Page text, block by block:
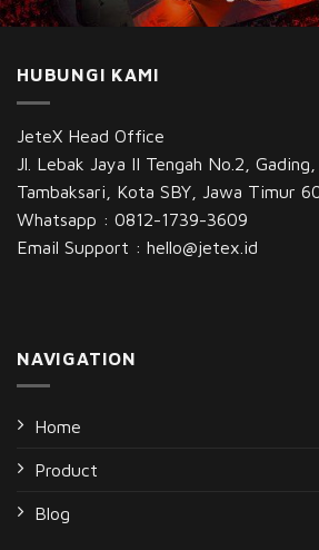
HUBUNGI KAMI
JeteX Head Office
Jl. Lebak Jaya II Tengah No.2, Gading,
Tambaksari, Kota SBY, Jawa Timur
Whatsapp : 0812-1739-3609
Email Support : hello@jetex.id
NAVIGATION
Home
Product
Blog